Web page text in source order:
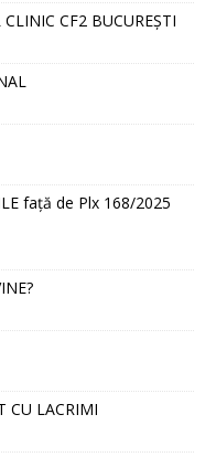
CF2 BUCUREȘTI
față de Plx 168/2025
CU LACRIMI